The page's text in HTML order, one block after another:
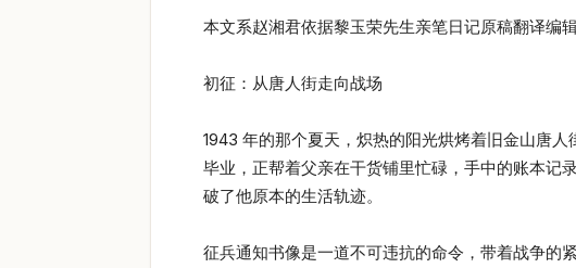
本文系赵湘君依据黎玉荣先生亲笔日记原稿翻译编辑
初征：从唐人街走向战场
1943 年的那个夏天，炽热的阳光烘烤着旧金山唐
毕业，正帮着父亲在干货铺里忙碌，手中的账本记
破了他原本的生活轨迹。
征兵通知书像是一道不可违抗的命令，带着战争的